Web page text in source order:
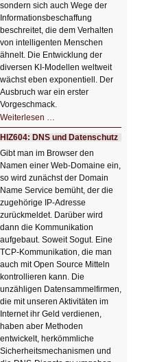
sondern sich auch Wege der
Informationsbeschaffung
beschreitet, die dem Verhalten
von intelligenten Menschen
ähnelt. Die Entwicklung der
diversen KI-Modellen weltweit
wächst eben exponentiell. Der
Ausbruch war ein erster
Vorgeschmack.
Weiterlesen …
Der
Ausbruch
der
KI
HIZ604: DNS und Datenschutz
Gibt man im Browser den
Namen einer Web-Domaine ein,
so wird zunächst der Domain
Name Service bemüht, der die
zugehörige IP-Adresse
zurückmeldet. Darüber wird
dann die Kommunikation
aufgebaut. Soweit Sogut. Eine
TCP-Kommunikation, die man
auch mit Open Source Mitteln
kontrollieren kann. Die
unzähligen Datensammelfirmen,
die mit unseren Aktivitäten im
Internet ihr Geld verdienen,
haben aber Methoden
entwickelt, herkömmliche
Sicherheitsmechanismen und